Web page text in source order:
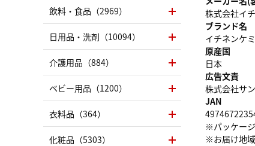
株式会社イ
ブランド名
イチネンケ
原産国
日本
広告文責
株式会社サ
JAN
※パッケー
※お届け地
飲料・食品（2969）
日用品・洗剤（10094）
介護用品（884）
ベビー用品（1200）
衣料品（364）
化粧品（5303）